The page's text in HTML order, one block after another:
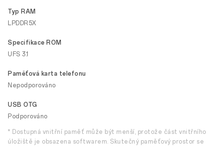
Typ RAM
LPDDR5X
Specifikace ROM
UFS 3.1
Paměťová karta telefonu
Nepodporováno
USB OTG
Podporováno
* Dostupná vnitřní paměť může být menší, protože část vnitřního
úložiště je obsazena softwarem. Skutečný paměťový prostor se